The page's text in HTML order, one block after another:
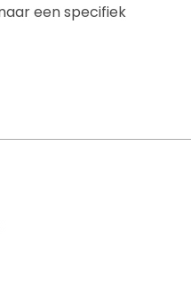
een specifiek